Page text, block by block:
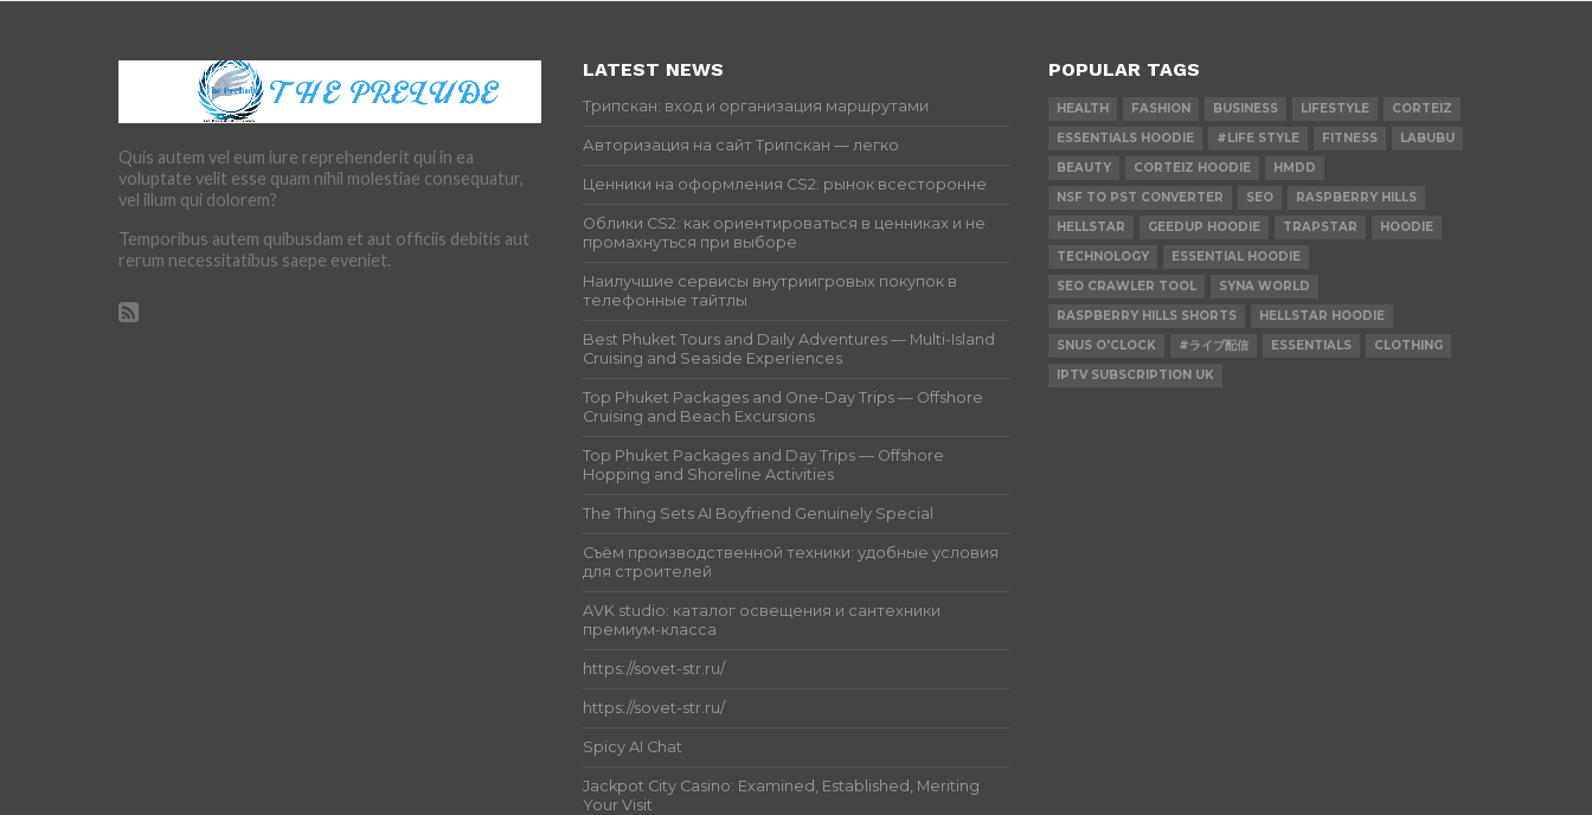
Quis autem vel eum iure reprehenderit qui in ea
voluptate velit esse quam nihil molestiae consequatur,
vel illum qui dolorem?
Temporibus autem quibusdam et aut officiis debitis aut
rerum necessitatibus saepe eveniet.
LATEST NEWS
Трипскан: вход и организация маршрутами
Авторизация на сайт Трипскан — легко
Ценники на оформления CS2: рынок всесторонне
Облики CS2: как ориентироваться в ценниках и не
промахнуться при выборе
Наилучшие сервисы внутриигровых покупок в
телефонные тайтлы
Best Phuket Tours and Daily Adventures — Multi-Island
Cruising and Seaside Experiences
Top Phuket Packages and One-Day Trips — Offshore
Cruising and Beach Excursions
Top Phuket Packages and Day Trips — Offshore
Hopping and Shoreline Activities
The Thing Sets AI Boyfriend Genuinely Special
Съём производственной техники: удобные условия
для строителей
AVK studio: каталог освещения и сантехники
премиум-класса
https://sovet-str.ru/
https://sovet-str.ru/
Spicy AI Chat
Jackpot City Casino: Examined, Established, Meriting
Your Visit
POPULAR TAGS
HEALTH FASHION BUSINESS LIFESTYLE
CORTEIZ
ESSENTIALS HOODIE
#LIFE STYLE FITNESS
LABUBU
BEAUTY
CORTEIZ HOODIE
HMDD
NSF TO PST CONVERTER
SEO
RASPBERRY HILLS
HELLSTAR
GEEDUP HOODIE TRAPSTAR
HOODIE
TECHNOLOGY
ESSENTIAL HOODIE
SEO CRAWLER TOOL
SYNA WORLD
RASPBERRY HILLS SHORTS
HELLSTAR HOODIE
SNUS O'CLOCK
#ライブ配信 ESSENTIALS
CLOTHING
IPTV SUBSCRIPTION UK